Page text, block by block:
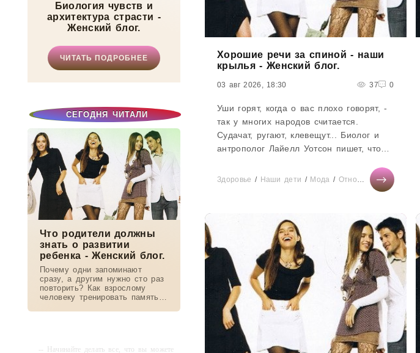
Биология чувств и
архитектура страсти -
Женский блог.
ЧИТАТЬ ПОДРОБНЕЕ
СЕГОДНЯ ЧИТАЛИ
Что родители должны
знать о развитии
ребенка - Женский блог.
Почему одни запоминают
сразу, а другим нужно сто раз
повторить? Как взрослому
человеку тренировать память?
-- Начинайте делать все, что вы можете
Хорошие речи за спиной - наши
крылья - Женский блог.
03 авг 2026, 18:30 37 0
Уши горят, когда о вас плохо говорят, -
так у многих народов считается.
Судачат, ругают, клевещут... Биолог и
антрополог Лайелл Уотсон пишет, что
науке пока непонятен,...
Здоровье / Наши дети / Мода / Отношения /Бизнес